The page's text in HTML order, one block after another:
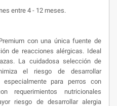
entre 4 - 12 meses.
con una única fuente de
de reacciones alérgicas. Ideal
La cuidadosa selección de
el riesgo de desarrollar
especialmente para perros con
requerimientos nutricionales
riesgo de desarrollar alergia